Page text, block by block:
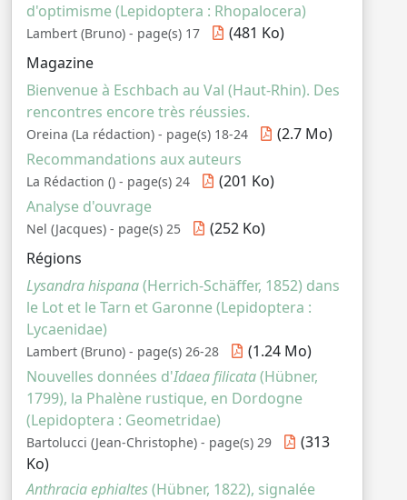
d'optimisme (Lepidoptera : Rhopalocera)
Lambert (Bruno) - page(s) 17
(481 Ko)
Magazine
Bienvenue à Eschbach au Val (Haut-Rhin). Des
rencontres encore très réussies.
Oreina (La rédaction) - page(s) 18-24
(2.7 Mo)
Recommandations aux auteurs
La Rédaction () - page(s) 24
(201 Ko)
Analyse d'ouvrage
Nel (Jacques) - page(s) 25
(252 Ko)
Régions
Lysandra hispana(Herrich-Schäffer, 1852) dans
le Lot et le Tarn et Garonne (Lepidoptera :
Lycaenidae)
Lambert (Bruno) - page(s) 26-28
(1.24 Mo)
Nouvelles données d'Idaea filicata(Hübner,
1799), la Phalène rustique, en Dordogne
(Lepidoptera : Geometridae)
Bartolucci (Jean-Christophe) - page(s) 29
(313
Ko)
Anthracia ephialtes(Hübner, 1822), signalée